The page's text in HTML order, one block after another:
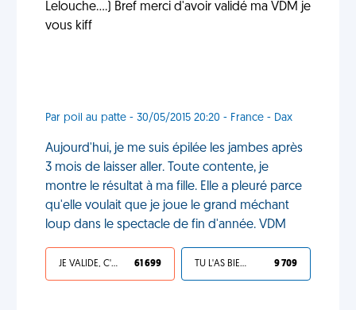
Lelouche....) Bref merci d'avoir validé ma VDM je
vous kiff
Par poil au patte - 30/05/2015 20:20 - France - Dax
Aujourd'hui, je me suis épilée les jambes après
3 mois de laisser aller. Toute contente, je
montre le résultat à ma fille. Elle a pleuré parce
qu'elle voulait que je joue le grand méchant
loup dans le spectacle de fin d'année. VDM
JE VALIDE, C'EST UNE VDM 61 699 TU L'AS BIEN MÉRITÉ 9 709